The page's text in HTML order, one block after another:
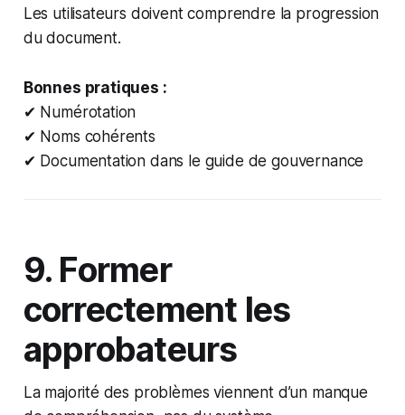
Les utilisateurs doivent comprendre la progression
du document.
Bonnes pratiques :
✔ Numérotation
✔ Noms cohérents
✔ Documentation dans le guide de gouvernance
9. Former
correctement les
approbateurs
La majorité des problèmes viennent d’un manque